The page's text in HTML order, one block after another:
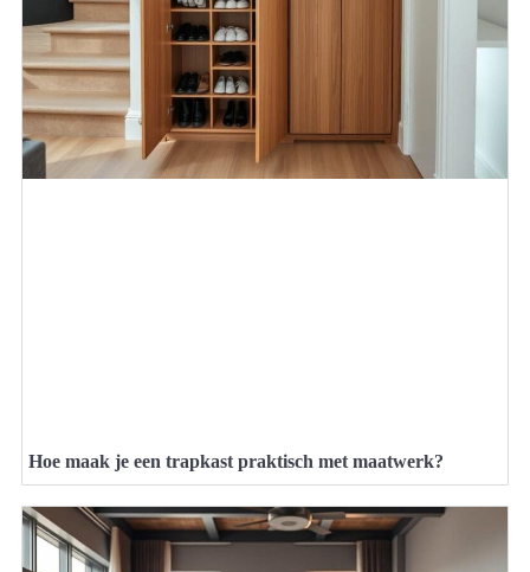
Hoe maak je een trapkast praktisch met maatwerk?